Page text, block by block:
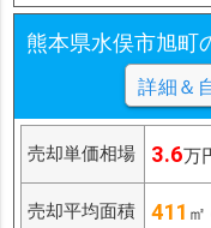
熊本県水俣市旭町
詳細＆
売却単価相場 3.6万
売却平均面積 411 ㎡